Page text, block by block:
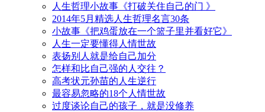
人生哲理小故事《打破关住自己的门 》
2014年5月精选人生哲理名言30条
小故事《把鸡蛋放在一个篮子里并看好它》
人生一定要懂得人情世故
表扬别人就是给自己加分
怎样和比自己强的人交往？
高考状元孙苗的人生逆行
最容易忽略的18个人情世故
过度谈论自己的孩子，就是没修养